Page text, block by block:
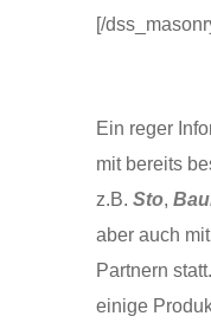
[/
Ein reger
mit bereits
z.B. Sto,
aber auch
Partnern
einige